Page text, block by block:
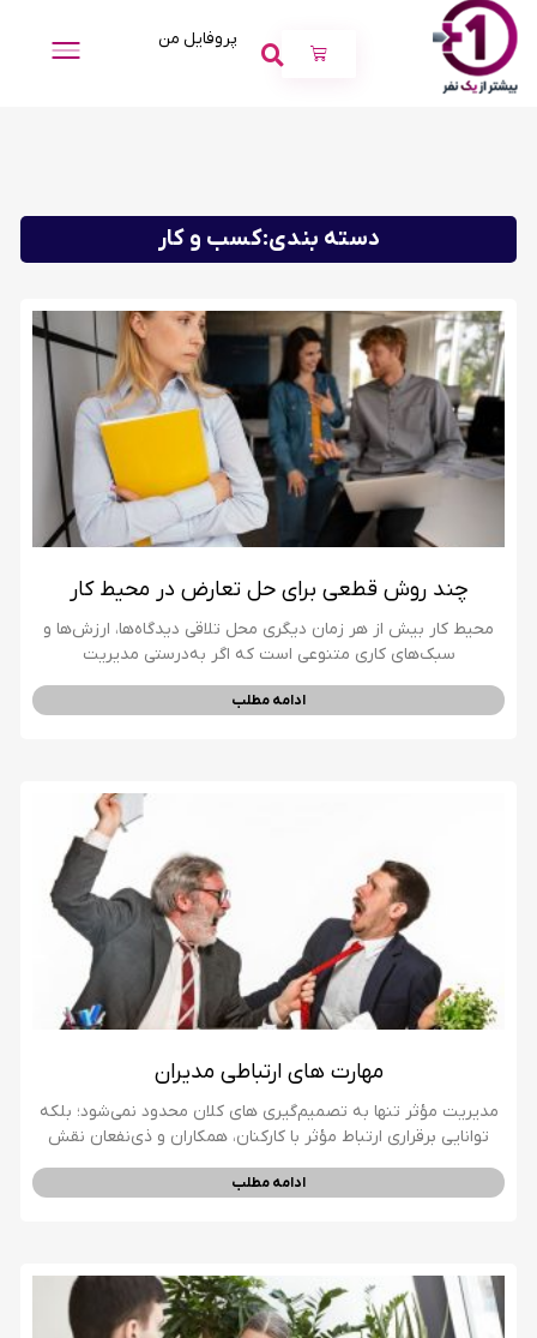
پروفایل من
دسته بندی:کسب و کار
چند روش قطعی برای حل تعارض در محیط کار
محیط کار بیش از هر زمان دیگری محل تلاقی دیدگاه‌ها، ارزش‌ها و
سبک‌های کاری متنوعی است که اگر به‌درستی مدیریت
ادامه مطلب
مهارت های ارتباطی مدیران
مدیریت مؤثر تنها به تصمیم‌گیری‌ های کلان محدود نمی‌شود؛ بلکه
توانایی برقراری ارتباط مؤثر با کارکنان، همکاران و ذی‌نفعان نقش
ادامه مطلب